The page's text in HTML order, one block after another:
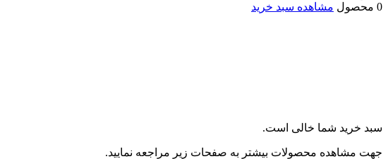
0 محصول
مشاهده سبد خرید
سبد خرید شما خالی است.
جهت مشاهده محصولات بیشتر به صفحات زیر مراجعه نمایید.